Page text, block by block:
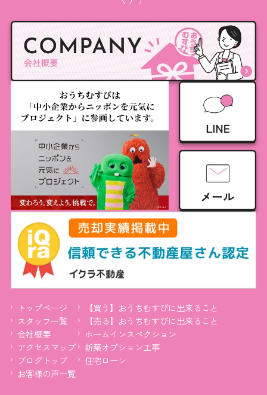
トップページ
【買う】おうちむすびに出来ること
スタッフ一覧
【売る】おうちむすびに出来ること
会社概要
ホームインスペクション
アクセスマップ
新築オプション工事
ブログトップ
住宅ローン
お客様の声一覧